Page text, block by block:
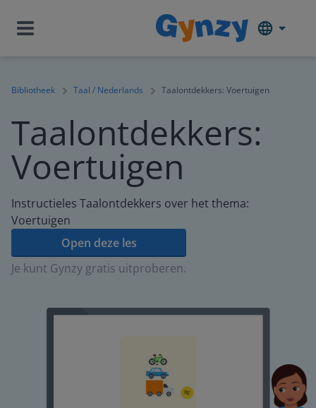
Bibliotheek Taal / Nederlands Taalontdekkers: Voertuigen
Taalontdekkers:
Voertuigen
Instructieles Taalontdekkers over het thema:
Voertuigen
Open deze les
Je kunt Gynzy gratis uitproberen.